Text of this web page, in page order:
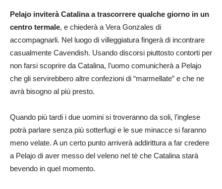
Pelajo inviterà Catalina a trascorrere qualche giorno in un
centro termale, e chiederà a Vera Gonzales di
accompagnarli. Nel luogo di villeggiatura fingerà di incontrare
casualmente Cavendish. Usando discorsi piuttosto contorti per
non farsi scoprire da Catalina, l’uomo comunicherà a Pelajo
che gli servirebbero altre confezioni di “marmellate” e che ne
avrà bisogno al più presto.
Quando più tardi i due uomini si troveranno da soli, l’inglese
potrà parlare senza più sotterfugi e le sue minacce si faranno
meno velate. A un certo punto arriverà addirittura a far credere
a Pelajo di aver messo del veleno nel tè che Catalina starà
bevendo in quel momento.